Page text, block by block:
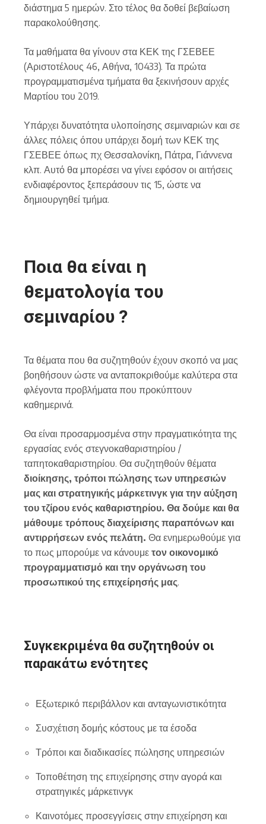
διάστημα 5 ημερών. Στο τέλος θα δοθεί βεβαίωση
παρακολούθησης.
Τα μαθήματα θα γίνουν στα ΚΕΚ της ΓΣΕΒΕΕ
(Αριστοτέλους 46, Αθήνα, 10433). Τα πρώτα
προγραμματισμένα τμήματα θα ξεκινήσουν αρχές
Μαρτίου του 2019.
Υπάρχει δυνατότητα υλοποίησης σεμιναριών και σε
άλλες πόλεις όπου υπάρχει δομή των ΚΕΚ της
ΓΣΕΒΕΕ όπως πχ Θεσσαλονίκη, Πάτρα, Γιάννενα
κλπ. Αυτό θα μπορέσει να γίνει εφόσον οι αιτήσεις
ενδιαφέροντος ξεπεράσουν τις 15, ώστε να
δημιουργηθεί τμήμα.
Ποια θα είναι η
θεματολογία του
σεμιναρίου ?
Τα θέματα που θα συζητηθούν έχουν σκοπό να μας
βοηθήσουν ώστε να ανταποκριθούμε καλύτερα στα
φλέγοντα προβλήματα που προκύπτουν
καθημερινά.
Θα είναι προσαρμοσμένα στην πραγματικότητα της
εργασίας ενός στεγνοκαθαριστηρίου /
ταπητοκαθαριστηρίου. Θα συζητηθούν θέματα
διοίκησης, τρόποι πώλησης των υπηρεσιών
μας και στρατηγικής μάρκετινγκ για την αύξηση
του τζίρου ενός καθαριστηρίου. Θα δούμε και θα
μάθουμε τρόπους διαχείρισης παραπόνων και
αντιρρήσεων ενός πελάτη. Θα ενημερωθούμε για
το πως μπορούμε να κάνουμε τον οικονομικό
προγραμματισμό και την οργάνωση του
προσωπικού της επιχείρησής μας.
Συγκεκριμένα θα συζητηθούν οι
παρακάτω ενότητες
Εξωτερικό περιβάλλον και ανταγωνιστικότητα
Συσχέτιση δομής κόστους με τα έσοδα
Τρόποι και διαδικασίες πώλησης υπηρεσιών
Τοποθέτηση της επιχείρησης στην αγορά και
στρατηγικές μάρκετινγκ
Καινοτόμες προσεγγίσεις στην επιχείρηση και